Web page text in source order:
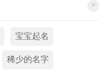
>
宝宝起名
稀少的名字